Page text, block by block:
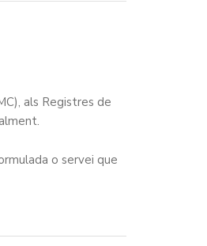
als Registres de
o servei que